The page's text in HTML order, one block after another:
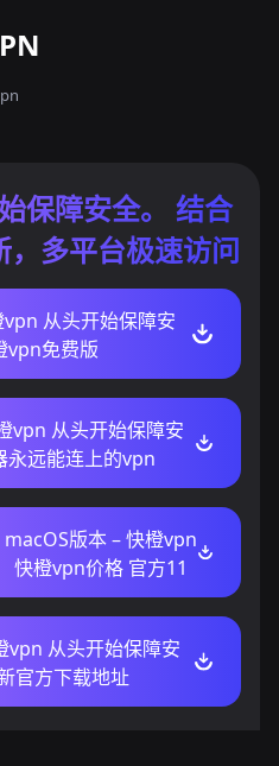
保障安全。 结合
多平台极速访问
从头开始保障安
vpn免费版
vpn 从头开始保障安
永远能连上的vpn
版本 – 快橙vpn
快橙vpn价格 官方11
从头开始保障安
官方下载地址